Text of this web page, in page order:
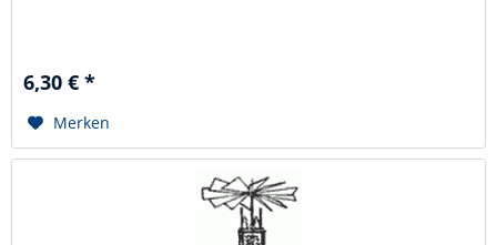
6,30 € *
Merken